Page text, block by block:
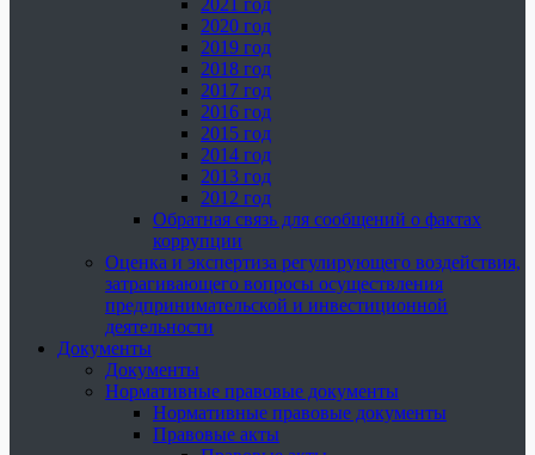
2021 год
2020 год
2019 год
2018 год
2017 год
2016 год
2015 год
2014 год
2013 год
2012 год
Обратная связь для сообщений о фактах
коррупции
Оценка и экспертиза регулирующего воздействия,
затрагивающего вопросы осуществления
предпринимательской и инвестиционной
деятельности
Документы
Документы
Нормативные правовые документы
Нормативные правовые документы
Правовые акты